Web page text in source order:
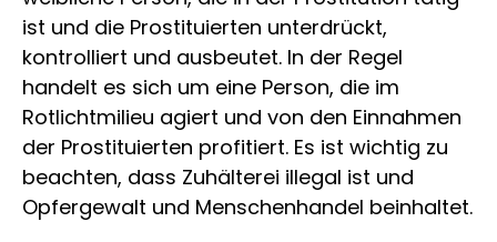
ist und die Prostituierten unterdrückt,
kontrolliert und ausbeutet. In der Regel
handelt es sich um eine Person, die im
Rotlichtmilieu agiert und von den Einnahmen
der Prostituierten profitiert. Es ist wichtig zu
beachten, dass Zuhälterei illegal ist und
Opfergewalt und Menschenhandel beinhaltet.